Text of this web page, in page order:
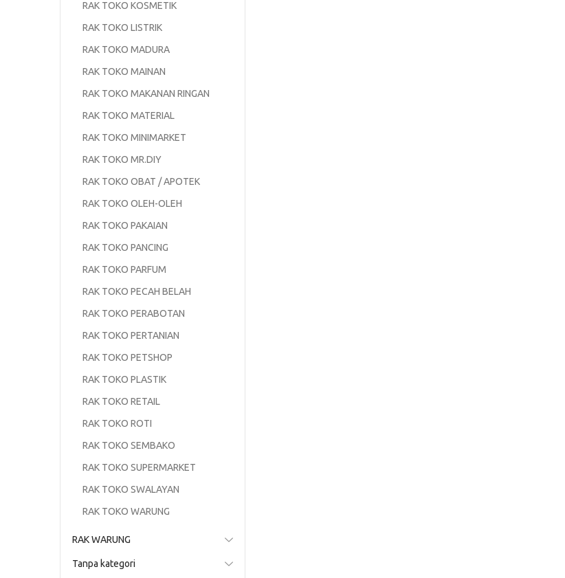
RAK TOKO KOSMETIK
RAK TOKO LISTRIK
RAK TOKO MADURA
RAK TOKO MAINAN
RAK TOKO MAKANAN RINGAN
RAK TOKO MATERIAL
RAK TOKO MINIMARKET
RAK TOKO MR.DIY
RAK TOKO OBAT / APOTEK
RAK TOKO OLEH-OLEH
RAK TOKO PAKAIAN
RAK TOKO PANCING
RAK TOKO PARFUM
RAK TOKO PECAH BELAH
RAK TOKO PERABOTAN
RAK TOKO PERTANIAN
RAK TOKO PETSHOP
RAK TOKO PLASTIK
RAK TOKO RETAIL
RAK TOKO ROTI
RAK TOKO SEMBAKO
RAK TOKO SUPERMARKET
RAK TOKO SWALAYAN
RAK TOKO WARUNG
RAK WARUNG
Tanpa kategori